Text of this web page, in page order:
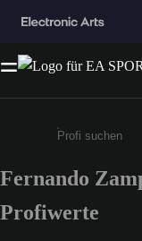
Gib
Fernando
Profiwerte